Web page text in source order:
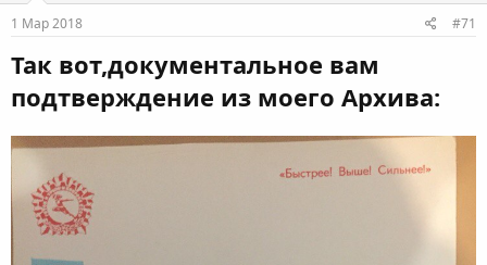
1 Мар 2018 #71
Так вот,документальное вам
подтверждение из моего Архива: